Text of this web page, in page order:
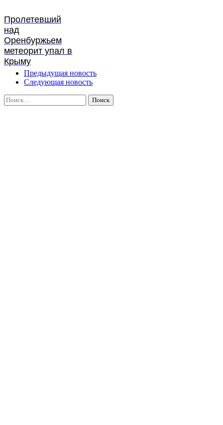
Пролетевший
над
Оренбуржьем
метеорит упал в
Крыму
Предыдущая новость
Следующая новость
Найти: